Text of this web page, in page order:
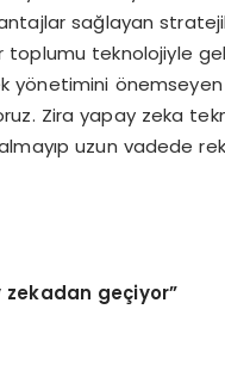
sağlayan stratejik
toplumu teknolojiyle
yönetimini
Zira yapay zeka
uzun vadede
zekadan geçiyor”